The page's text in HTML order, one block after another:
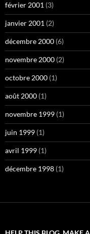
février 2001 (3)
janvier 2001 (2)
décembre 2000 (6)
novembre 2000 (2)
octobre 2000 (1)
août 2000 (1)
novembre 1999 (1)
juin 1999 (1)
avril 1999 (1)
décembre 1998 (1)